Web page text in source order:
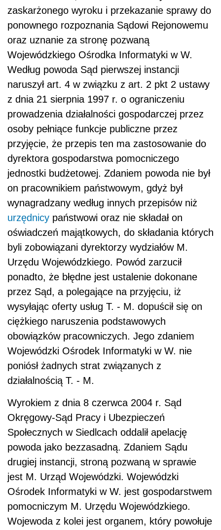
zaskarżonego wyroku i przekazanie sprawy do
ponownego rozpoznania Sądowi Rejonowemu
oraz uznanie za stronę pozwaną
Wojewódzkiego Ośrodka Informatyki w W.
Według powoda Sąd pierwszej instancji
naruszył art. 4 w związku z art. 2 pkt 2 ustawy
z dnia 21 sierpnia 1997 r. o ograniczeniu
prowadzenia działalności gospodarczej przez
osoby pełniące funkcje publiczne przez
przyjęcie, że przepis ten ma zastosowanie do
dyrektora gospodarstwa pomocniczego
jednostki budżetowej. Zdaniem powoda nie był
on pracownikiem państwowym, gdyż był
wynagradzany według innych przepisów niż
urzędnicy państwowi oraz nie składał on
oświadczeń majątkowych, do składania których
byli zobowiązani dyrektorzy wydziałów M.
Urzędu Wojewódzkiego. Powód zarzucił
ponadto, że błędne jest ustalenie dokonane
przez Sąd, a polegające na przyjęciu, iż
wysyłając oferty usług T. - M. dopuścił się on
ciężkiego naruszenia podstawowych
obowiązków pracowniczych. Jego zdaniem
Wojewódzki Ośrodek Informatyki w W. nie
poniósł żadnych strat związanych z
działalnością T. - M.
Wyrokiem z dnia 8 czerwca 2004 r. Sąd
Okręgowy-Sąd Pracy i Ubezpieczeń
Społecznych w Siedlcach oddalił apelację
powoda jako bezzasadną. Zdaniem Sądu
drugiej instancji, stroną pozwaną w sprawie
jest M. Urząd Wojewódzki. Wojewódzki
Ośrodek Informatyki w W. jest gospodarstwem
pomocniczym M. Urzędu Wojewódzkiego.
Wojewoda z kolei jest organem, który powołuje